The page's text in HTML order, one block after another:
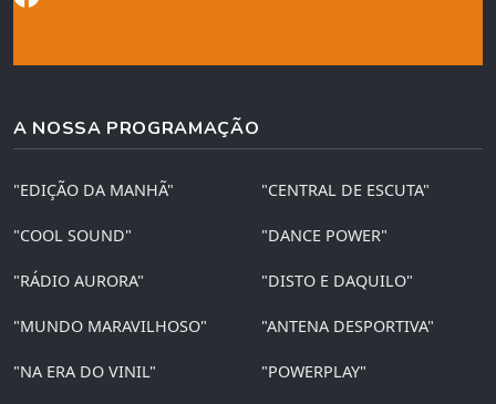
A NOSSA PROGRAMAÇÃO
"EDIÇÃO DA MANHÃ" "CENTRAL DE ESCUTA"
"COOL SOUND" "DANCE POWER"
"RÁDIO AURORA" "DISTO E DAQUILO"
"MUNDO MARAVILHOSO" "ANTENA DESPORTIVA"
"NA ERA DO VINIL" "POWERPLAY"